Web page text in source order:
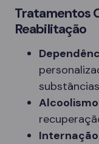
Tratamentos
Reabilitação
Alcoolismo